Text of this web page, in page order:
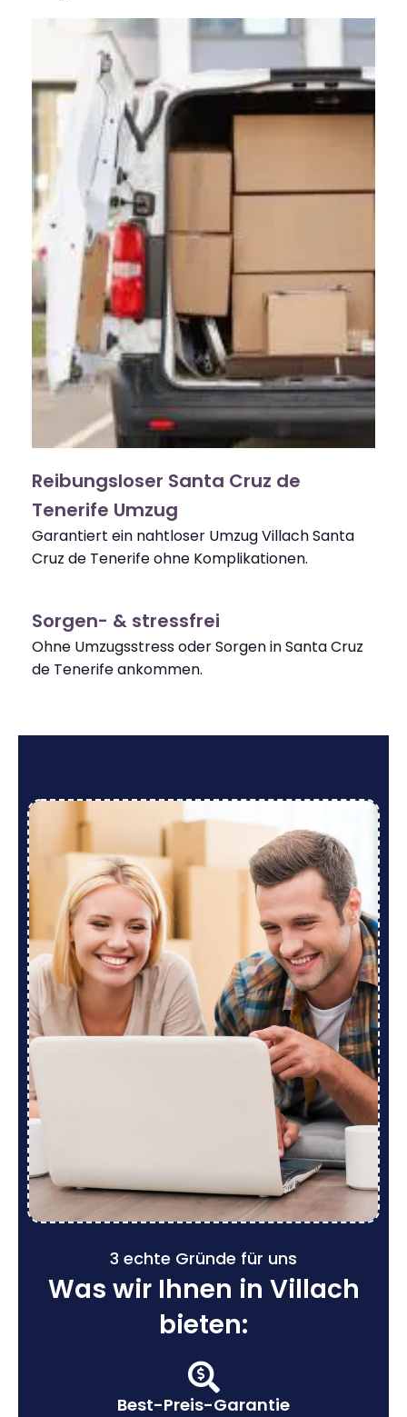
Reibungsloser Santa Cruz de
Tenerife Umzug
Garantiert ein nahtloser Umzug Villach Santa
Cruz de Tenerife ohne Komplikationen.
Sorgen- & stressfrei
Ohne Umzugsstress oder Sorgen in Santa Cruz
de Tenerife ankommen.
3 echte Gründe für uns
Was wir Ihnen in Villach
bieten:
Best-Preis-Garantie